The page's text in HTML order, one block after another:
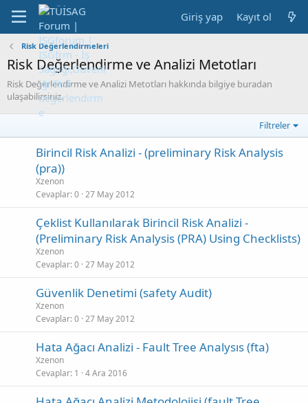
Giriş yap Kayıt ol
Risk Değerlendirmeleri
Risk Değerlendirme ve Analizi Metotları
Risk Değerlendirme ve Analizi Metotları hakkında bilgiye buradan
ulaşabilirsiniz.
Filtreler
Birincil Risk Analizi - (preliminary Risk Analysis
(pra))
Xzenon
Cevaplar 0 27 May 2012
Çeklist Kullanılarak Birincil Risk Analizi -
(Preliminary Risk Analysis (PRA) Using Checklists)
Xzenon
Cevaplar 0 27 May 2012
Güvenlik Denetimi (safety Audit)
Xzenon
Cevaplar 0 27 May 2012
Hata Ağacı Analizi - Fault Tree Analysıs (fta)
Xzenon
Cevaplar 1 4 Ara 2016